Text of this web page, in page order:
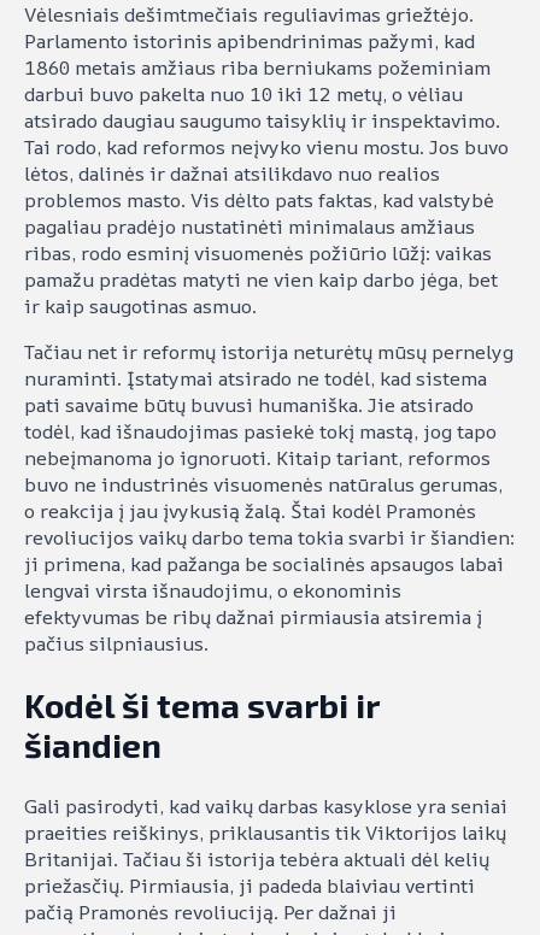
Vėlesniais dešimtmečiais reguliavimas griežtėjo.
Parlamento istorinis apibendrinimas pažymi, kad
1860 metais amžiaus riba berniukams požeminiam
darbui buvo pakelta nuo 10 iki 12 metų, o vėliau
atsirado daugiau saugumo taisyklių ir inspektavimo.
Tai rodo, kad reformos neįvyko vienu mostu. Jos buvo
lėtos, dalinės ir dažnai atsilikdavo nuo realios
problemos masto. Vis dėlto pats faktas, kad valstybė
pagaliau pradėjo nustatinėti minimalaus amžiaus
ribas, rodo esminį visuomenės požiūrio lūžį: vaikas
pamažu pradėtas matyti ne vien kaip darbo jėga, bet
ir kaip saugotinas asmuo.
Tačiau net ir reformų istorija neturėtų mūsų pernelyg
nuraminti. Įstatymai atsirado ne todėl, kad sistema
pati savaime būtų buvusi humaniška. Jie atsirado
todėl, kad išnaudojimas pasiekė tokį mastą, jog tapo
nebeįmanoma jo ignoruoti. Kitaip tariant, reformos
buvo ne industrinės visuomenės natūralus gerumas,
o reakcija į jau įvykusią žalą. Štai kodėl Pramonės
revoliucijos vaikų darbo tema tokia svarbi ir šiandien:
ji primena, kad pažanga be socialinės apsaugos labai
lengvai virsta išnaudojimu, o ekonominis
efektyvumas be ribų dažnai pirmiausia atsiremia į
pačius silpniausius.
Kodėl ši tema svarbi ir
šiandien
Gali pasirodyti, kad vaikų darbas kasyklose yra seniai
praeities reiškinys, priklausantis tik Viktorijos laikų
Britanijai. Tačiau ši istorija tebėra aktuali dėl kelių
priežasčių. Pirmiausia, ji padeda blaiviau vertinti
pačią Pramonės revoliuciją. Per dažnai ji